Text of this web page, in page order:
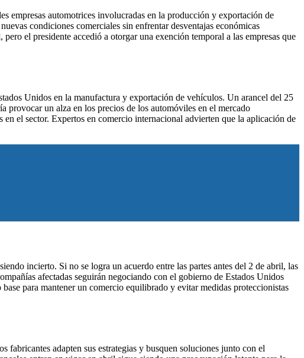
empresas automotrices involucradas en la producción y exportación de
condiciones comerciales sin enfrentar desventajas económicas
el presidente accedió a otorgar una exención temporal a las empresas que
Unidos en la manufactura y exportación de vehículos. Un arancel del 25
provocar un alza en los precios de los automóviles en el mercado
el sector. Expertos en comercio internacional advierten que la aplicación de
incierto. Si no se logra un acuerdo entre las partes antes del 2 de abril, las
afectadas seguirán negociando con el gobierno de Estados Unidos
para mantener un comercio equilibrado y evitar medidas proteccionistas
adapten sus estrategias y busquen soluciones junto con el